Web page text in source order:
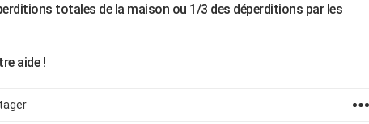
totales de la maison ou 1/3 des déperditions par les
aide !